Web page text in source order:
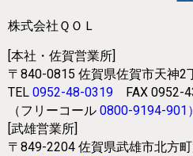
株式会社ＱＯＬ
[本社・佐賀営業所]
〒840-0815 佐賀県佐賀市天神2
TEL 0952-48-0319
FAX 0952-
（フリーコール 0800-9194-901 ）
[武雄営業所]
〒849-2204 佐賀県武雄市北方